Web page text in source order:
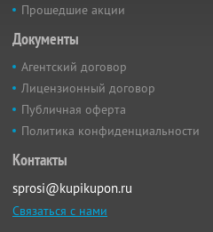
Прошедшие акции
Документы
Агентский договор
Лицензионный договор
Публичная оферта
Политика конфиденциальности
Контакты
sprosi@kupikupon.ru
Связаться с нами